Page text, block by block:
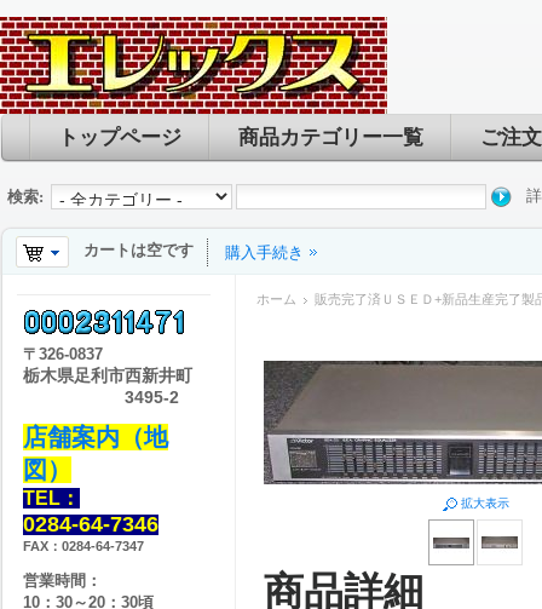
トップページ 商品カテゴリー一覧 ご注
検索:
カートは空です 購入手続き
ホーム 販売完了済ＵＳＥＤ+新品生産完了製
拡大表示
商品詳細
〒 326-0837
栃木県足利市西新井町
3495-2
店舗案内（地
図）
TEL：
0284-64-7346
FAX：0284-64-7347
営業時間：
10：30～20：30頃